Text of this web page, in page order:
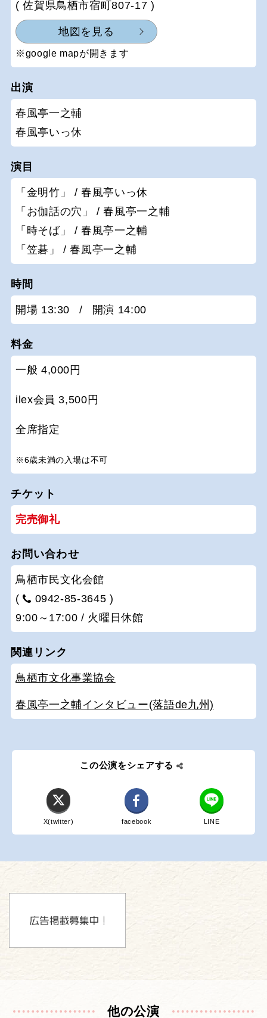
( 佐賀県鳥栖市宿町807-17 )
地図を見る
※google mapが開きます
出演
春風亭一之輔
春風亭いっ休
演目
「金明竹」 / 春風亭いっ休
「お伽話の穴」 / 春風亭一之輔
「時そば」 / 春風亭一之輔
「笠碁」 / 春風亭一之輔
時間
開場 13:30 / 開演 14:00
料金
一般 4,000円
ilex会員 3,500円
全席指定
※6歳未満の入場は不可
チケット
完売御礼
お問い合わせ
鳥栖市民文化会館
(
0942-85-3645 )
9:00～17:00 / 火曜日休館
関連リンク
鳥栖市文化事業協会
春風亭一之輔インタビュー(落語de九州)
この公演をシェアする
X(twitter) facebook LINE
他の公演